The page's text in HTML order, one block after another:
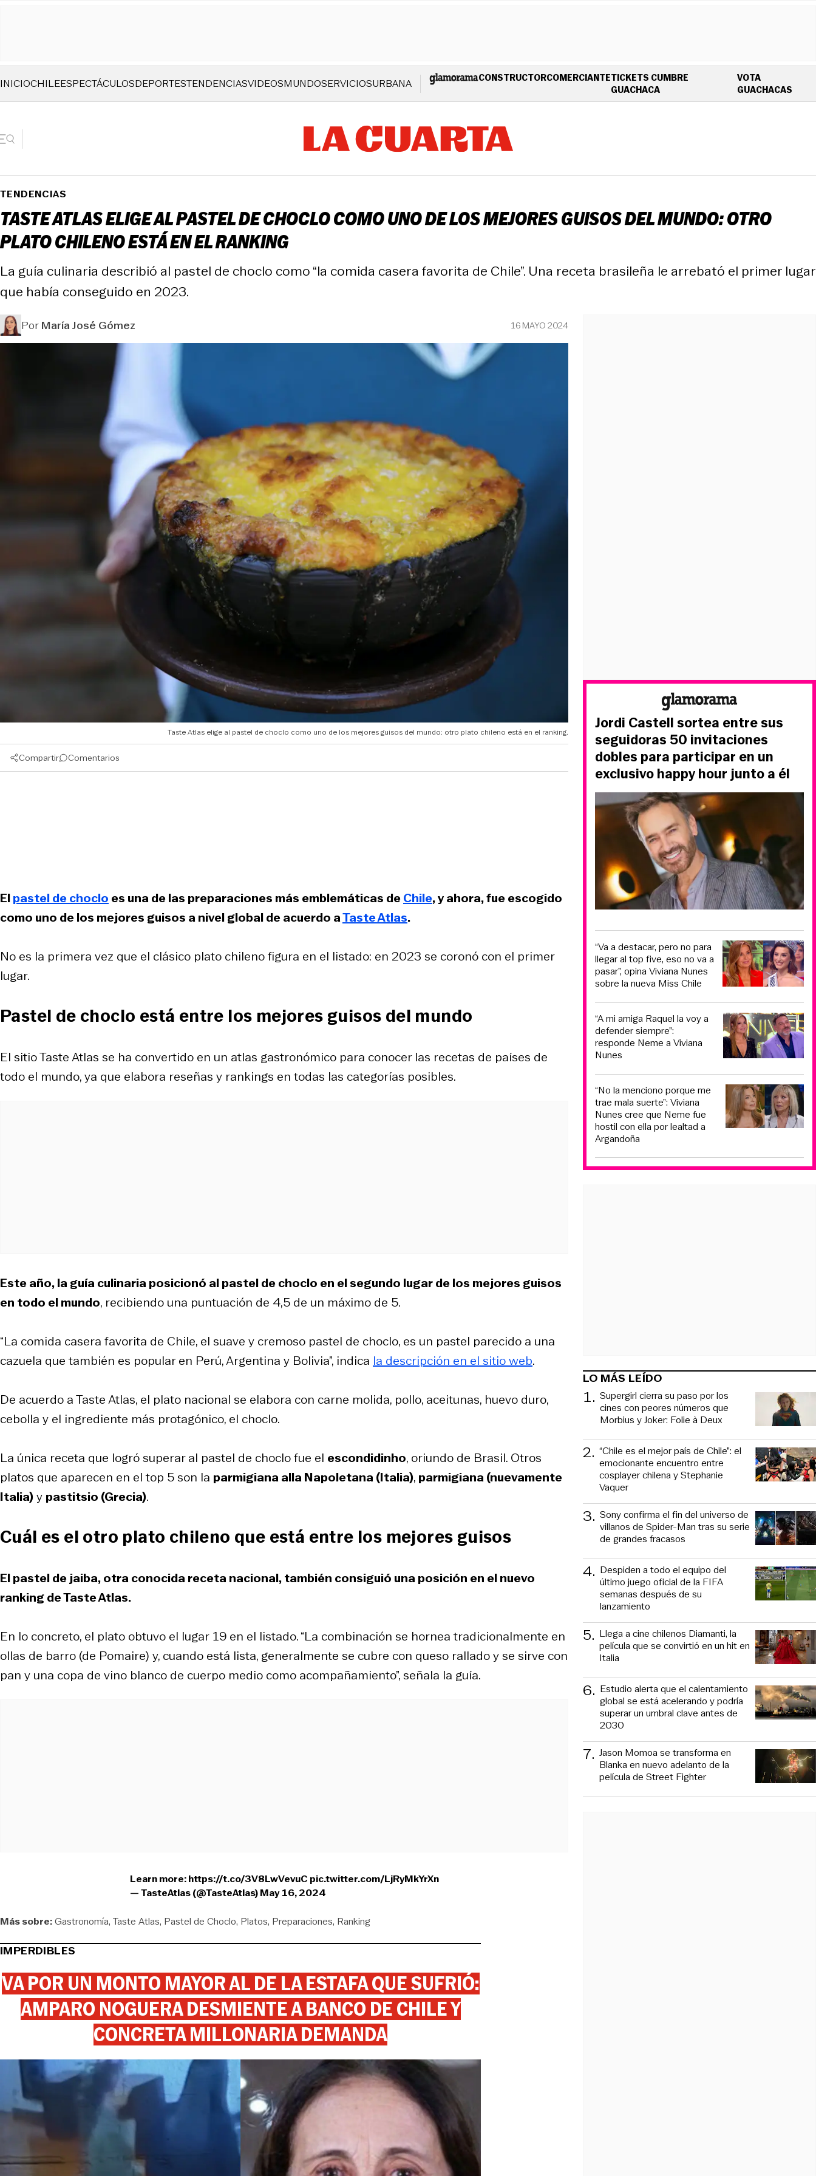
INICIOCHILEESPECTÁCULOSDEPORTESTENDENCIASVIDEOSMUNDOSERVICIOSURBANA CONSTRUCTORCOMERCIANTETICKETS CUMBRE
GUACHACAOPENS IN NEW WINDOW
VOTA
GUACHACAS
TENDENCIAS
TASTE ATLAS ELIGE AL PASTEL DE CHOCLO COMO UNO DE LOS MEJORES GUISOS DEL MUNDO: OTRO
PLATO CHILENO ESTÁ EN EL RANKING
La guía culinaria describió al pastel de choclo como “la comida casera favorita de Chile”. Una receta brasileña le arrebató el primer lugar
que había conseguido en 2023.
PorMaría José Gómez 16 MAYO 2024
Taste Atlas elige al pastel de choclo como uno de los mejores guisos del mundo: otro plato chileno está en el ranking.
Compartir Comentarios
Elpastel de choclo es una de las preparaciones más emblemáticas deChile, y ahora, fue escogido
como uno de los mejores guisos a nivel global de acuerdo aTaste Atlas.
No es la primera vez que el clásico plato chileno figura en el listado: en 2023 se coronó con el primer
lugar.
Pastel de choclo está entre los mejores guisos del mundo
El sitio Taste Atlas se ha convertido en un atlas gastronómico para conocer las recetas de países de
todo el mundo, ya que elabora reseñas y rankings en todas las categorías posibles.
Este año, la guía culinaria posicionó al pastel de choclo en el segundo lugar de los mejores guisos
en todo el mundo, recibiendo una puntuación de 4,5 de un máximo de 5.
“La comida casera favorita de Chile, el suave y cremoso pastel de choclo, es un pastel parecido a una
cazuela que también es popular en Perú, Argentina y Bolivia”, indica la descripción en el sitio web.
De acuerdo a Taste Atlas, el plato nacional se elabora con carne molida, pollo, aceitunas, huevo duro,
cebolla y el ingrediente más protagónico, el choclo.
La única receta que logró superar al pastel de choclo fue el escondidinho, oriundo de Brasil. Otros
platos que aparecen en el top 5 son la parmigiana alla Napoletana (Italia), parmigiana (nuevamente
Italia) y pastitsio (Grecia).
Cuál es el otro plato chileno que está entre los mejores guisos
El pastel de jaiba, otra conocida receta nacional, también consiguió una posición en el nuevo
ranking de Taste Atlas.
En lo concreto, el plato obtuvo el lugar 19 en el listado. “La combinación se hornea tradicionalmente en
ollas de barro (de Pomaire) y, cuando está lista, generalmente se cubre con queso rallado y se sirve con
pan y una copa de vino blanco de cuerpo medio como acompañamiento”, señala la guía.
Learn more:https://t.co/3V8LwVevuC pic.twitter.com/LjRyMkYrXn
— TasteAtlas (@TasteAtlas)May 16, 2024
Más sobre:Gastronomía Taste Atlas Pastel de Choclo Platos Preparaciones Ranking
IMPERDIBLES
VA POR UN MONTO MAYOR AL DE LA ESTAFA QUE SUFRIÓ:
AMPARO NOGUERA DESMIENTE A BANCO DE CHILE Y
CONCRETA MILLONARIA DEMANDA
Jordi Castell sortea entre sus
seguidoras 50 invitaciones
dobles para participar en un
exclusivo happy hour junto a él
“Va a destacar, pero no para
llegar al top five, eso no va a
pasar”, opina Viviana Nunes
sobre la nueva Miss Chile
“A mi amiga Raquel la voy a
defender siempre”:
responde Neme a Viviana
Nunes
“No la menciono porque me
trae mala suerte”: Viviana
Nunes cree que Neme fue
hostil con ella por lealtad a
Argandoña
LO MÁS LEÍDO
1. Supergirl cierra su paso por los
cines con peores números que
Morbius y Joker: Folie à Deux
2. “Chile es el mejor país de Chile”: el
emocionante encuentro entre
cosplayer chilena y Stephanie
Vaquer
3. Sony confirma el fin del universo de
villanos de Spider-Man tras su serie
de grandes fracasos
4. Despiden a todo el equipo del
último juego oficial de la FIFA
semanas después de su
lanzamiento
5. Llega a cine chilenos Diamanti, la
película que se convirtió en un hit en
Italia
6. Estudio alerta que el calentamiento
global se está acelerando y podría
superar un umbral clave antes de
2030
7. Jason Momoa se transforma en
Blanka en nuevo adelanto de la
película de Street Fighter